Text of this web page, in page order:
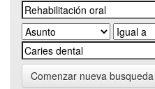
Comenzar nueva busqueda